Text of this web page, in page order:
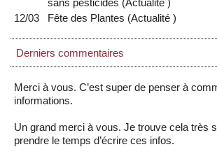
sans pesticides (Actualité)
12/03
Fête des Plantes (Actualité)
Derniers commentaires
Merci à vous. C’est super de penser à
informations.
Un grand merci à vous. Je trouve cela très
prendre le temps d’écrire ces infos.